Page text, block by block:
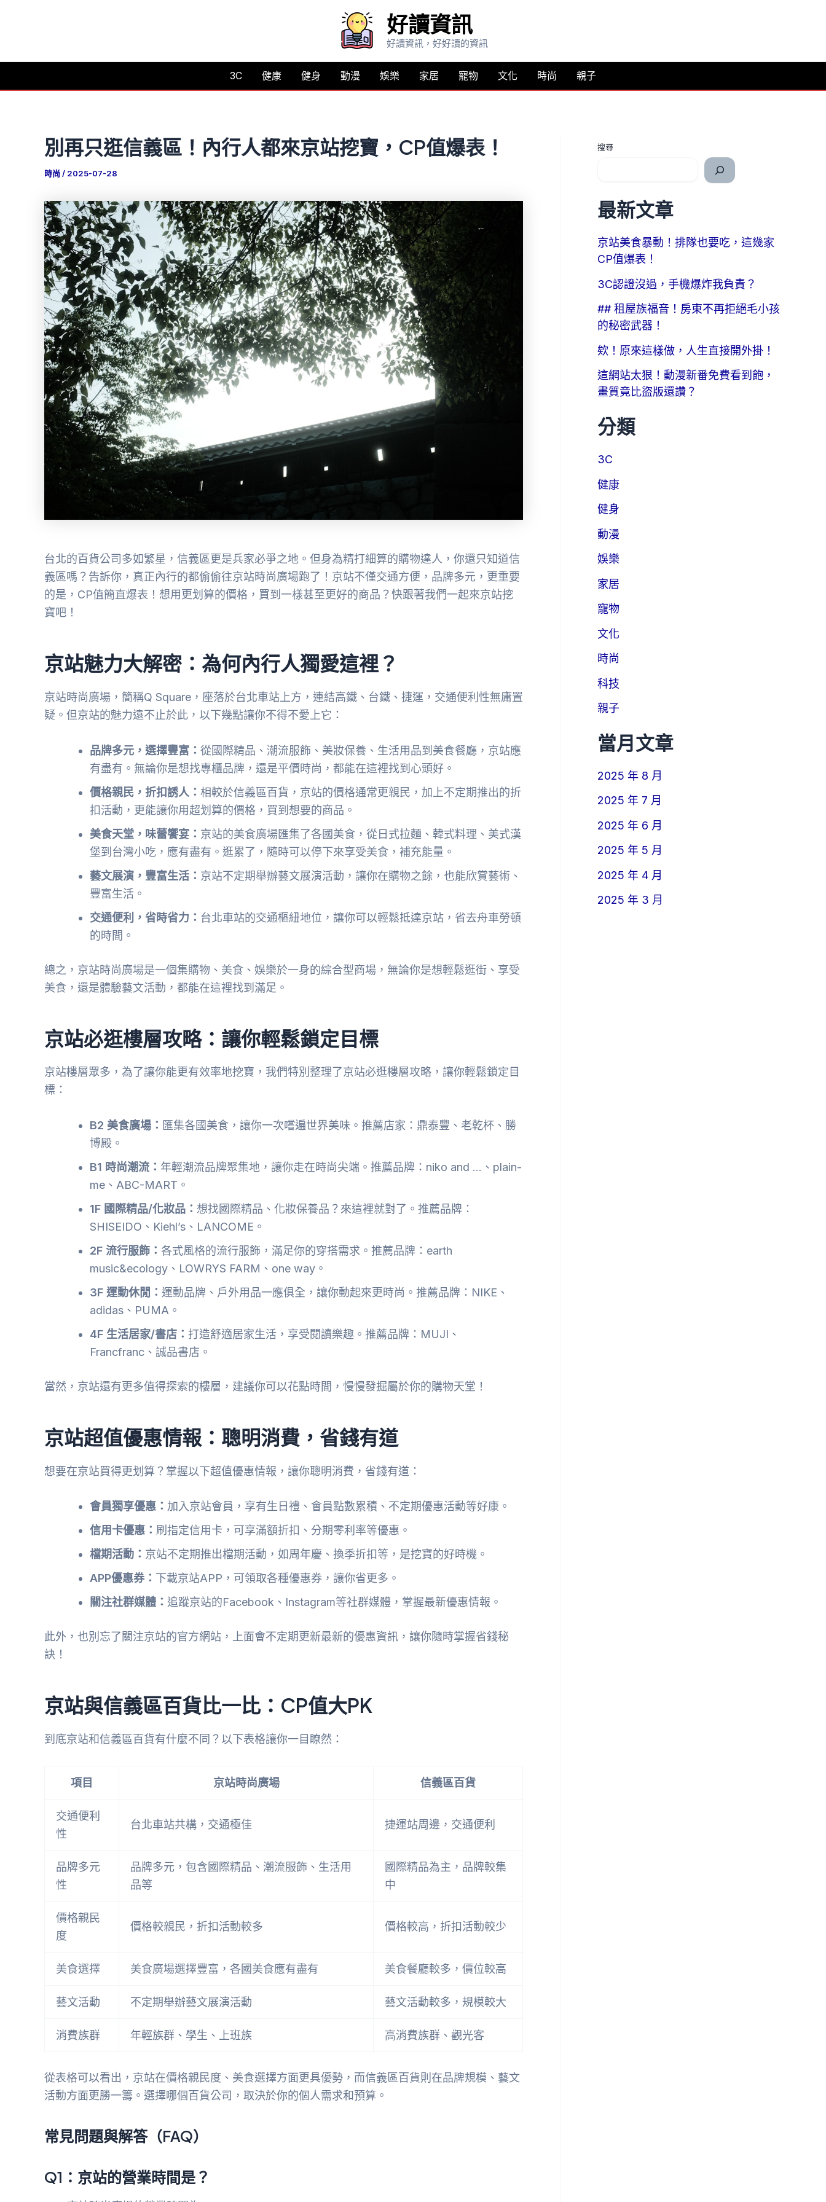
要
好讀資訊
好讀資訊，好好讀的資訊
3C 健康 健身 動漫 娛樂 家居 寵物 文化 時尚 親子
別再只逛信義區！內行人都來京站挖寶，CP值爆表！
時尚 / 2025-07-28
台北的百貨公司多如繁星，信義區更是兵家必爭之地。但身為精打細算的購物達人，你還只知道信
義區嗎？告訴你，真正內行的都偷偷往京站時尚廣場跑了！京站不僅交通方便，品牌多元，更重要
的是，CP值簡直爆表！想用更划算的價格，買到一樣甚至更好的商品？快跟著我們一起來京站挖
寶吧！
京站魅力大解密：為何內行人獨愛這裡？
京站時尚廣場，簡稱Q Square，座落於台北車站上方，連結高鐵、台鐵、捷運，交通便利性無庸置
疑。但京站的魅力遠不止於此，以下幾點讓你不得不愛上它：
品牌多元，選擇豐富： 從國際精品、潮流服飾、美妝保養、生活用品到美食餐廳，京站應
有盡有。無論你是想找專櫃品牌，還是平價時尚，都能在這裡找到心頭好。
價格親民，折扣誘人： 相較於信義區百貨，京站的價格通常更親民，加上不定期推出的折
扣活動，更能讓你用超划算的價格，買到想要的商品。
美食天堂，味蕾饗宴： 京站的美食廣場匯集了各國美食，從日式拉麵、韓式料理、美式漢
堡到台灣小吃，應有盡有。逛累了，隨時可以停下來享受美食，補充能量。
藝文展演，豐富生活： 京站不定期舉辦藝文展演活動，讓你在購物之餘，也能欣賞藝術、
豐富生活。
交通便利，省時省力： 台北車站的交通樞紐地位，讓你可以輕鬆抵達京站，省去舟車勞頓
的時間。
總之，京站時尚廣場是一個集購物、美食、娛樂於一身的綜合型商場，無論你是想輕鬆逛街、享受
美食，還是體驗藝文活動，都能在這裡找到滿足。
京站必逛樓層攻略：讓你輕鬆鎖定目標
京站樓層眾多，為了讓你能更有效率地挖寶，我們特別整理了京站必逛樓層攻略，讓你輕鬆鎖定目
標：
B2 美食廣場： 匯集各國美食，讓你一次嚐遍世界美味。推薦店家：鼎泰豐、老乾杯、勝
博殿。
B1 時尚潮流： 年輕潮流品牌聚集地，讓你走在時尚尖端。推薦品牌：niko and …、plain-
me、ABC-MART。
1F 國際精品/化妝品： 想找國際精品、化妝保養品？來這裡就對了。推薦品牌：
SHISEIDO、Kiehl’s、LANCOME。
2F 流行服飾： 各式風格的流行服飾，滿足你的穿搭需求。推薦品牌：earth
music&ecology、LOWRYS FARM、one way。
3F 運動休閒： 運動品牌、戶外用品一應俱全，讓你動起來更時尚。推薦品牌：NIKE、
adidas、PUMA。
4F 生活居家/書店： 打造舒適居家生活，享受閱讀樂趣。推薦品牌：MUJI、
Francfranc、誠品書店。
當然，京站還有更多值得探索的樓層，建議你可以花點時間，慢慢發掘屬於你的購物天堂！
京站超值優惠情報：聰明消費，省錢有道
想要在京站買得更划算？掌握以下超值優惠情報，讓你聰明消費，省錢有道：
會員獨享優惠： 加入京站會員，享有生日禮、會員點數累積、不定期優惠活動等好康。
信用卡優惠： 刷指定信用卡，可享滿額折扣、分期零利率等優惠。
檔期活動： 京站不定期推出檔期活動，如周年慶、換季折扣等，是挖寶的好時機。
APP優惠券： 下載京站APP，可領取各種優惠券，讓你省更多。
關注社群媒體： 追蹤京站的Facebook、Instagram等社群媒體，掌握最新優惠情報。
此外，也別忘了關注京站的官方網站，上面會不定期更新最新的優惠資訊，讓你隨時掌握省錢秘
訣！
京站與信義區百貨比一比：CP值大PK
到底京站和信義區百貨有什麼不同？以下表格讓你一目瞭然：
項目 京站時尚廣場 信義區百貨
交通便利
性
台北車站共構，交通極佳 捷運站周邊，交通便利
品牌多元
性
品牌多元，包含國際精品、潮流服飾、生活用
品等
國際精品為主，品牌較集
中
價格親民
度
價格較親民，折扣活動較多 價格較高，折扣活動較少
美食選擇 美食廣場選擇豐富，各國美食應有盡有 美食餐廳較多，價位較高
藝文活動 不定期舉辦藝文展演活動 藝文活動較多，規模較大
消費族群 年輕族群、學生、上班族 高消費族群、觀光客
從表格可以看出，京站在價格親民度、美食選擇方面更具優勢，而信義區百貨則在品牌規模、藝文
活動方面更勝一籌。選擇哪個百貨公司，取決於你的個人需求和預算。
常見問題與解答（FAQ）
Q1：京站的營業時間是？
搜尋
最新文章
京站美食暴動！排隊也要吃，這幾家
CP值爆表！
3C認證沒過，手機爆炸我負責？
## 租屋族福音！房東不再拒絕毛小孩
的秘密武器！
欸！原來這樣做，人生直接開外掛！
這網站太狠！動漫新番免費看到飽，
畫質竟比盜版還讚？
分類
3C
健康
健身
動漫
娛樂
家居
寵物
文化
時尚
科技
親子
當月文章
2025 年 8 月
2025 年 7 月
2025 年 6 月
2025 年 5 月
2025 年 4 月
2025 年 3 月